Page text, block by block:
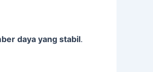
daya yang stabil.